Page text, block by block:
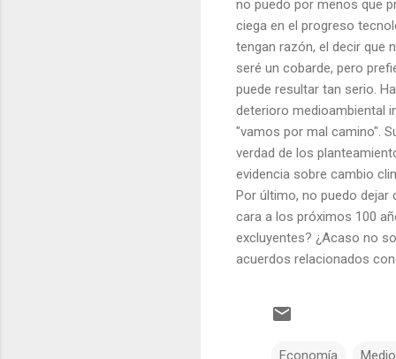
no puedo por menos que
ciega en el progreso
tengan razón, el decir que
seré un cobarde, pero
puede resultar tan serio.
deterioro medioambiental
"vamos por mal camino".
verdad de los
evidencia sobre cambio
Por último, no puedo dejar
cara a los próximos 100
excluyentes? ¿Acaso no
acuerdos relacionados
Economía